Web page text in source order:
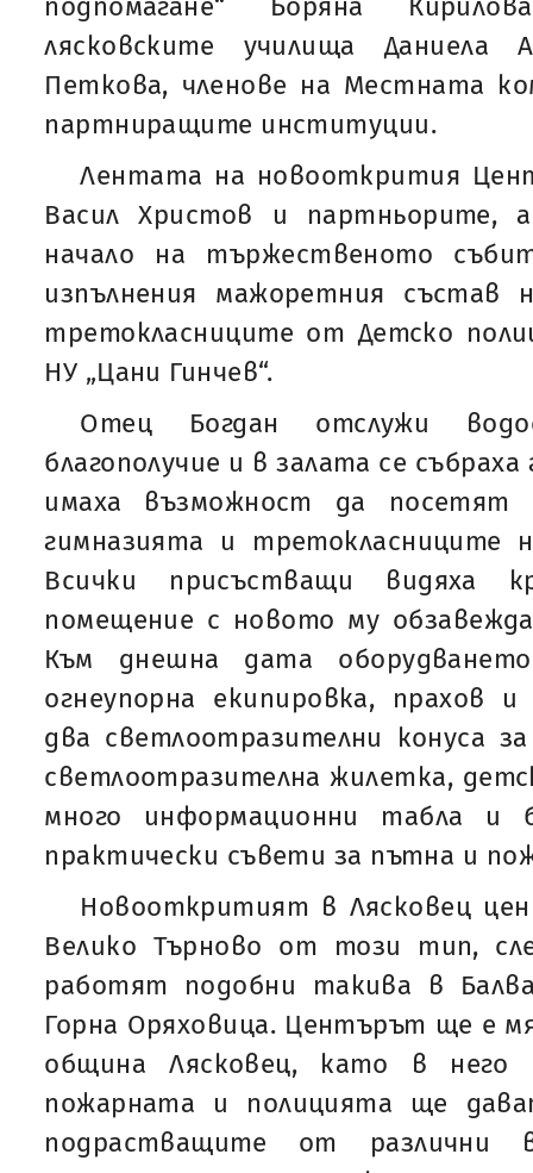
подпомагане“ Боряна
лясковските училища Даниела
Петкова, членове на Местната
партниращите институции.
Лентата на новооткрития
Васил Христов и партньорите,
начало на тържественото
изпълнения мажоретния състав
третокласниците от Детско
НУ „Цани Гинчев“.
Отец Богдан отслужи
благополучие и в залата се
имаха възможност да посетят
гимназията и третокласниците
Всички присъстващи видяха
помещение с новото му
Към днешна дата
огнеупорна екипировка, прахов
два светлоотразителни конуса
светлоотразителна жилетка,
много информационни табла и
практически съвети за пътна и
Новооткритият в Лясковец
Велико Търново от този тип,
работят подобни такива в
Горна Оряховица. Центърът ще е
община Лясковец, като в
пожарната и полицията ще
подрастващите от различни